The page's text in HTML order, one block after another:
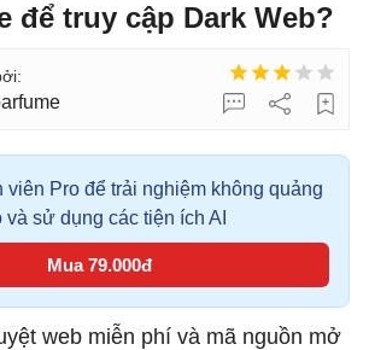
để truy cập Dark Web?
viên Pro để trải nghiệm không quảng
và sử dụng các tiện ích AI
Mua 79.000đ
web miễn phí và mã nguồn mở